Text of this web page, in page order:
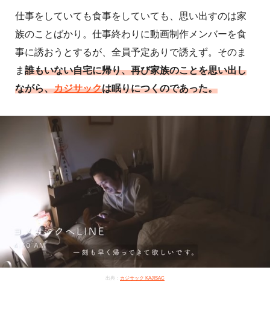
仕事をしていても食事をしていても、思い出すのは家
族のことばかり。仕事終わりに動画制作メンバーを食
事に誘おうとするが、全員予定ありで誘えず。そのま
ま 誰もいない自宅に帰り、再び家族のことを思い出し
ながら、カジサックは眠りにつくのであった。
出典： カジサック KAJISAC